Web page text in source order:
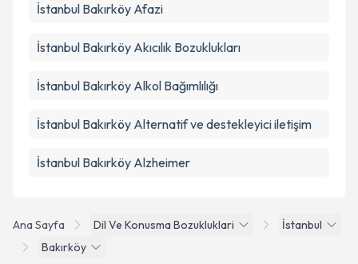
Ana Sayfa Dil Ve Konusma Bozukluklari
İstanbul
Bakırköy
İstanbul Bakırköy Afazi
İstanbul Bakırköy Akıcılık Bozuklukları
İstanbul Bakırköy Alkol Bağımlılığı
İstanbul Bakırköy Alternatif ve destekleyici iletişim
İstanbul Bakırköy Alzheimer